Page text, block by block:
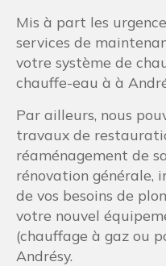
Mis à part les
services de
votre système de
chauffe-eau à à
Par ailleurs, nous
travaux de
réaménagement de
rénovation
de vos besoins de
votre nouvel
(chauffage à gaz ou
Andrésy.